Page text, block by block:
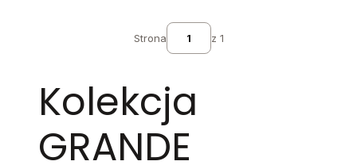
Strona z 1
Kolekcja
GRANDE